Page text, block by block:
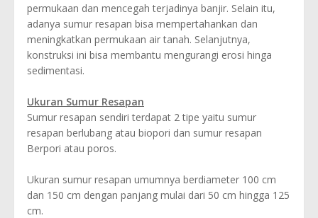
permukaan dan mencegah terjadinya banjir. Selain itu,
adanya sumur resapan bisa mempertahankan dan
meningkatkan permukaan air tanah. Selanjutnya,
konstruksi ini bisa membantu mengurangi erosi hinga
sedimentasi.
Ukuran Sumur Resapan
Sumur resapan sendiri terdapat 2 tipe yaitu sumur
resapan berlubang atau biopori dan sumur resapan
Berpori atau poros.
Ukuran sumur resapan umumnya berdiameter 100 cm
dan 150 cm dengan panjang mulai dari 50 cm hingga 125
cm.